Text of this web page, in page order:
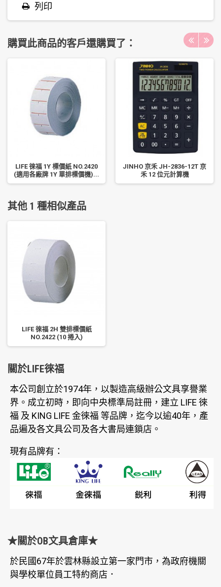
列印
購買此商品的客戶還購買了：
LIFE 徠福 1Y 標價紙 NO.2420
(適用各廠牌 1Y 單排標價機)...
JINHO 京禾 JH-2836-12T 京
禾 12 位元計算機
其他 1 種相似產品
LIFE 徠福 2H 雙排標價紙
NO.2422 (10 捲入)
關於LIFE徠福
本公司創立於1974年，以製造高級辦公文具享譽業
界。成立初時，即向中央標準局註冊，建立 LIFE 徠
福 及 KING LIFE 金徠福 等品牌，迄今以逾40年，產
品遍及各文具公司及各大書局連鎖店。
現有品牌有：
★關於OB文具倉庫★
於民國67年於雲林縣設立第一家門市，為政府機關
與學校單位員工特約商店．